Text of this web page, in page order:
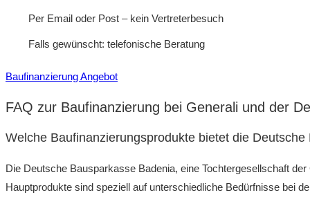
Per Email oder Post – kein Vertreterbesuch
Falls gewünscht: telefonische Beratung
Baufinanzierung Angebot
FAQ zur Baufinanzierung bei Generali und der
Welche Baufinanzierungsprodukte bietet die
Die Deutsche Bausparkasse Badenia, eine Tochtergesellschaft
Hauptprodukte sind speziell auf unterschiedliche Bedürfnisse bei